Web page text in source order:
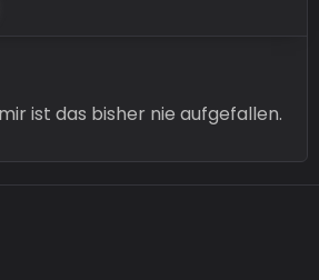
ist das bisher nie aufgefallen.